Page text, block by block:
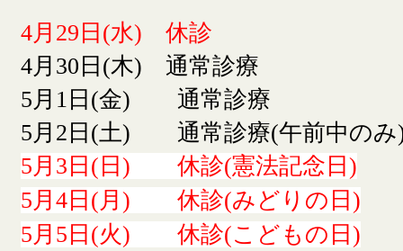
4月29日(水) 休診
4月30日(木) 通常診療
5月1日(金) 通常診療
5月2日(土) 通常診療(午前中のみ
5月3日(日) 休診(憲法記念日)
5月4日(月) 休診(みどりの日)
5月5日(火) 休診(こどもの日)